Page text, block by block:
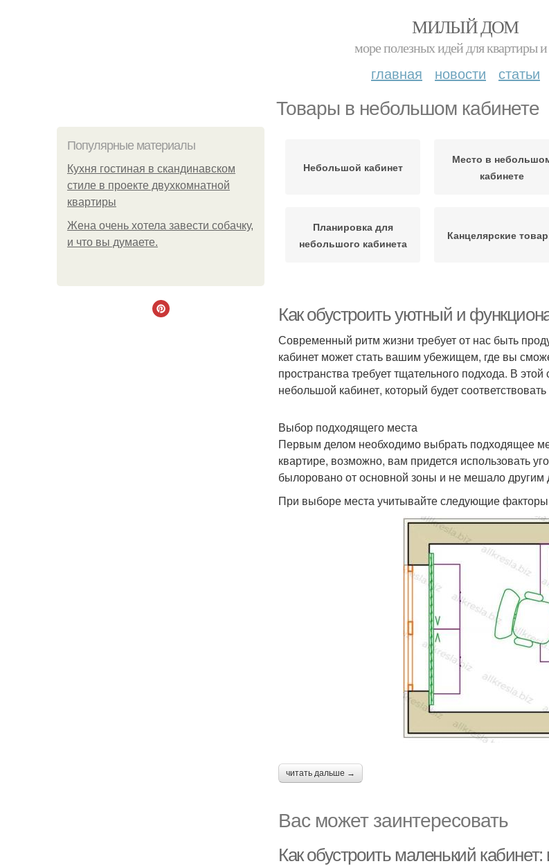
МИЛЫЙ ДОМ
море полезных идей для квартиры
главная новости статьи
Товары в небольшом кабинете
Популярные материалы
Кухня гостиная в скандинавском
стиле в проекте двухкомнатной
квартиры
Жена очень хотела завести собачку,
и что вы думаете.
Небольшой кабинет
Место в
кабинете
Планировка для
небольшого кабинета
Канцелярские
Как обустроить уютный и
Современный ритм жизни требует от нас быть
кабинет может стать вашим убежищем, где вы
пространства требует тщательного подхода. В
небольшой кабинет, который будет
Выбор подходящего места
Первым делом необходимо выбрать подходящее
квартире, возможно, вам придется использовать
былоровано от основной зоны и не мешало другим
При выборе места учитывайте следующие
читать дальше →
Вас может заинтересовать
Как обустроить маленький